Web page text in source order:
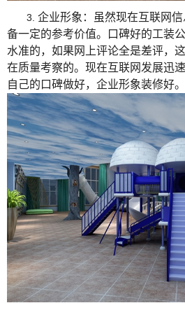
3. 企业形象：虽然现在互联网
备一定的参考价值。口碑好的工装
水准的，如果网上评论全是差评，
在质量考察的。现在互联网发展迅
自己的口碑做好，企业形象装修好。